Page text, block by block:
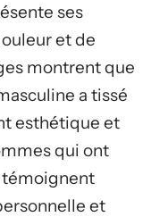
ses
et de
montrent que
a tissé
esthétique et
qui ont
et